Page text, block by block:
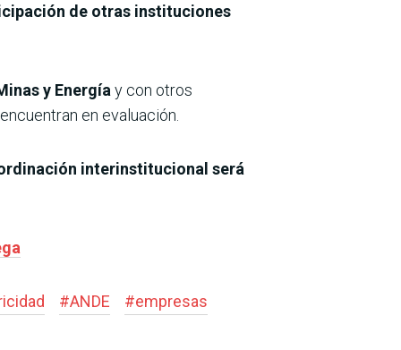
de otras instituciones
y Energía y con otros
en evaluación.
interinstitucional será
#ANDE #empresas